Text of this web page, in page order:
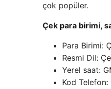
çok popüler.
Çek para birimi,
Para Birimi:
Resmi Dil:
Yerel saat:
Kod